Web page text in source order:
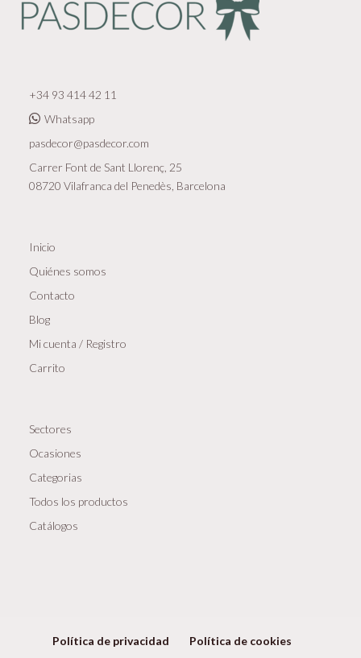
+34 93 414 42 11
Whatsapp
pasdecor@pasdecor.com
Carrer Font de Sant Llorenç, 25
08720 Vilafranca del Penedès, Barcelona
Inicio
Quiénes somos
Contacto
Blog
Mi cuenta / Registro
Carrito
Sectores
Ocasiones
Categorias
Todos los productos
Catálogos
Política de privacidad
Política de cookies